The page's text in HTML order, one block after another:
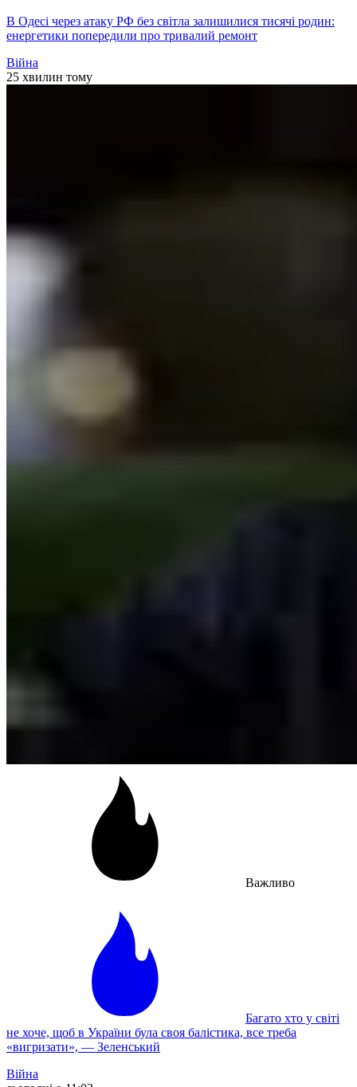
В Одесі через атаку РФ без світла залишилися тисячі родин:
енергетики попередили про тривалий ремонт
Війна
25 хвилин тому
Важливо
Багато хто у світі
не хоче, щоб в України була своя балістика, все треба
«вигризати», — Зеленський
Війна